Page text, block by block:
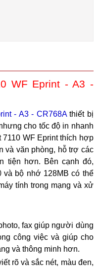
WF Eprint - A3 -
- A3 - CR768Athiết bị
cho tốc độ in nhanh
WF Eprint thích hợp
và văn phòng, hỗ trợ các
tiện hơn. Bên cạnh đó,
và bộ nhớ 128MB có thể
tính trong mạng và xử
fax giúp người dùng
công việc và giúp cho
và thông minh hơn.
rõ và sắc nét, màu đen,